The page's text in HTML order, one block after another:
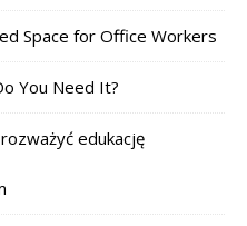
Space for Office Workers
You Need It?
edukację